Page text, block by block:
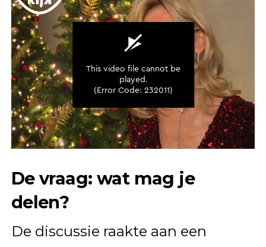
De vraag: wat mag je
delen?
De discussie raakte aan een